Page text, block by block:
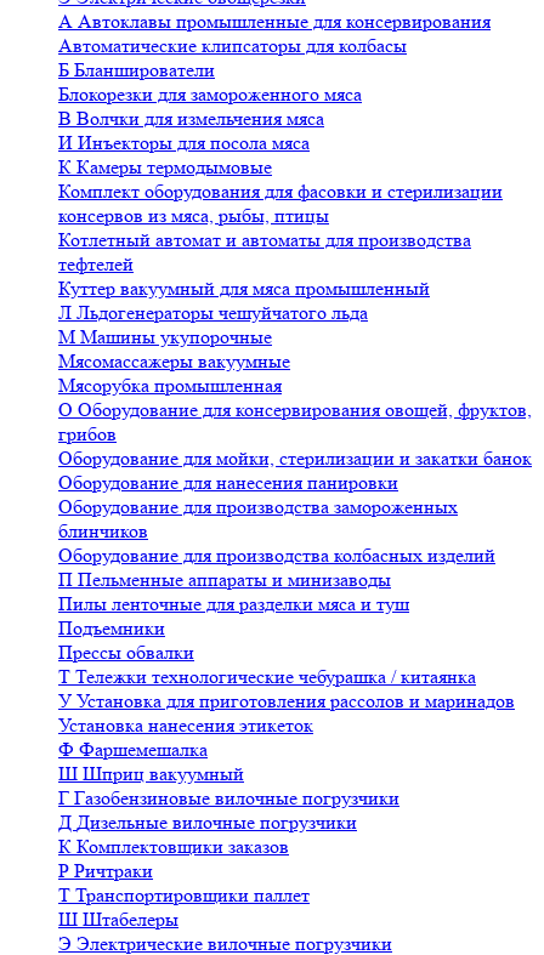
А Автоклавы промышленные для консервирования
Автоматические клипсаторы для колбасы
Б Бланширователи
Блокорезки для замороженного мяса
В Волчки для измельчения мяса
И Инъекторы для посола мяса
К Камеры термодымовые
Комплект оборудования для фасовки и стерилизации
консервов из мяса, рыбы, птицы
Котлетный автомат и автоматы для производства
тефтелей
Куттер вакуумный для мяса промышленный
Л Льдогенераторы чешуйчатого льда
М Машины укупорочные
Мясомассажеры вакуумные
Мясорубка промышленная
О Оборудование для консервирования овощей, фруктов,
грибов
Оборудование для мойки, стерилизации и закатки банок
Оборудование для нанесения панировки
Оборудование для производства замороженных
блинчиков
Оборудование для производства колбасных изделий
П Пельменные аппараты и минизаводы
Пилы ленточные для разделки мяса и туш
Подъемники
Прессы обвалки
Т Тележки технологические чебурашка / китаянка
У Установка для приготовления рассолов и маринадов
Установка нанесения этикеток
Ф Фаршемешалка
Ш Шприц вакуумный
Г Газобензиновые вилочные погрузчики
Д Дизельные вилочные погрузчики
К Комплектовщики заказов
Р Ричтраки
Т Транспортировщики паллет
Ш Штабелеры
Э Электрические вилочные погрузчики